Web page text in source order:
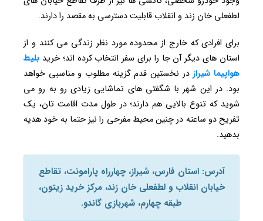
لطفعلی خان زند و انقلاب قابلیت دسترسی به مقصد را دارند.
برای افرادی که خارج از محدوده مورد نظر زندگی می کنند و از
استان های دیگر آن جا را برای سفر انتخاب کرده اند؛ خرید بلیط
هواپیما شیرازدر نخستین قدم گزینه مطلوب و مناسبی خواهد
بود. در این شهر با شگفتی های تماشایی زیادی رو به رو می
شوید که تنوع بالایی هم دارند؛ در طول مدت اقامت تان، یک
تفریح دو ساعته در چنین محیط مفرحی را نیز حتما به خود هدیه
بدهید.
آدرس: استان فارس، شیراز، چهارراه پارامونت، تقاطع
خیابان انقلاب و لطفعلی خان زند، مرکز خرید زیتون،
طبقه چهارم، شهربازی گاندو.